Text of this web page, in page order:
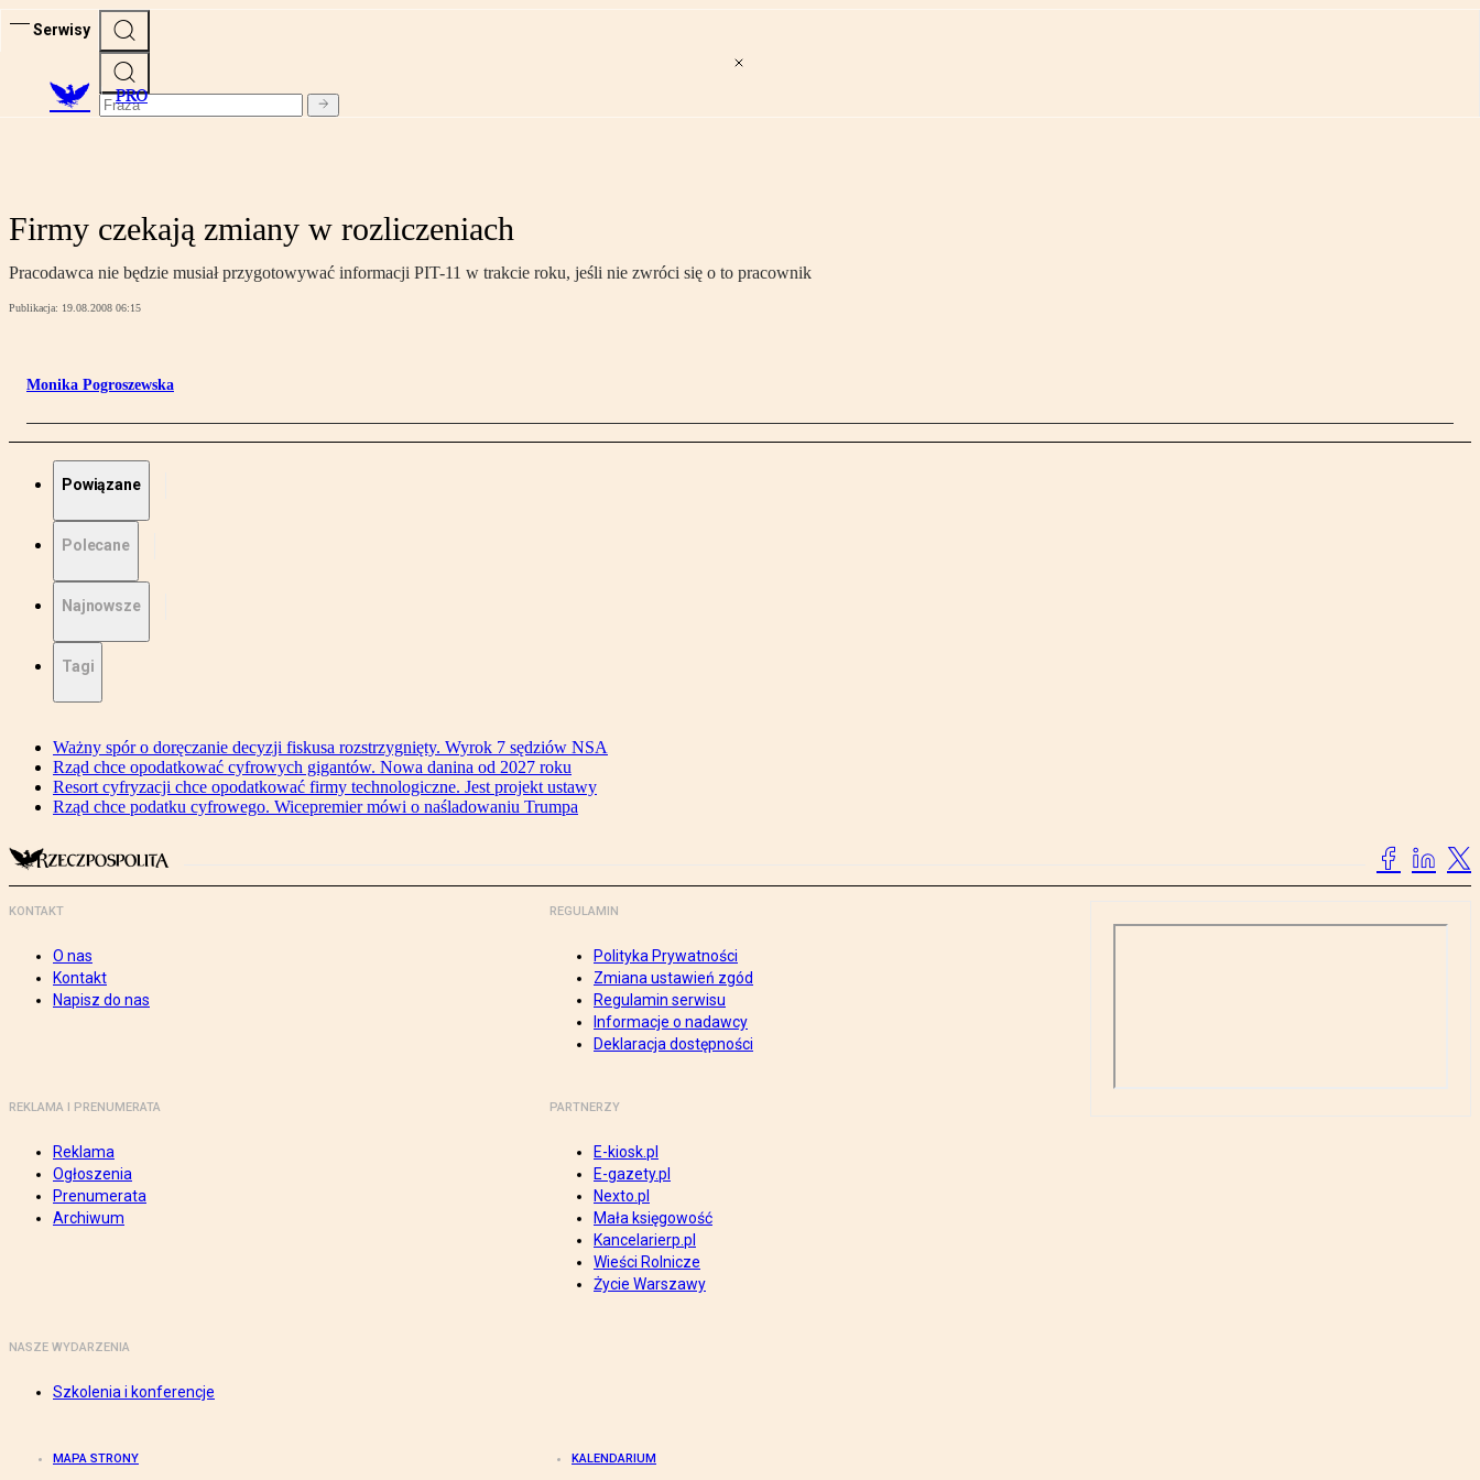
Serwisy
PRO
Firmy czekają zmiany w rozliczeniach
Pracodawca nie będzie musiał przygotowywać informacji PIT-11 w trakcie roku, jeśli nie zwróci się o to pracownik
Publikacja: 19.08.2008 06:15
Monika Pogroszewska
Powiązane
Polecane
Najnowsze
Tagi
Ważny spór o doręczanie decyzji fiskusa rozstrzygnięty. Wyrok 7 sędziów NSA
Rząd chce opodatkować cyfrowych gigantów. Nowa danina od 2027 roku
Resort cyfryzacji chce opodatkować firmy technologiczne. Jest projekt ustawy
Rząd chce podatku cyfrowego. Wicepremier mówi o naśladowaniu Trumpa
KONTAKT
O nas
Kontakt
Napisz do nas
REGULAMIN
Polityka Prywatności
Zmiana ustawień zgód
Regulamin serwisu
Informacje o nadawcy
Deklaracja dostępności
REKLAMA I PRENUMERATA
Reklama
Ogłoszenia
Prenumerata
Archiwum
PARTNERZY
E-kiosk.pl
E-gazety.pl
Nexto.pl
Mała księgowość
Kancelarierp.pl
Wieści Rolnicze
Życie Warszawy
NASZE WYDARZENIA
Szkolenia i konferencje
MAPA STRONY KALENDARIUM